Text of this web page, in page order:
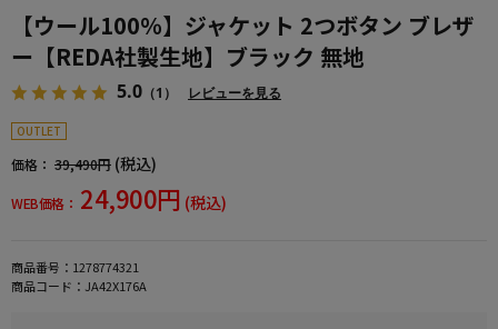
【ウール100％】ジャケット 2つボタン ブレザ
ー【REDA社製生地】ブラック 無地
5.0 （1） レビューを見る
OUTLET
価格： 39,490円 (税込)
WEB価格： 24,900円 (税込)
商品番号： 1278774321
商品コード： JA42X176A